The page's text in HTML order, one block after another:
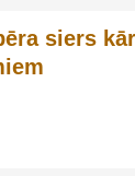
siers